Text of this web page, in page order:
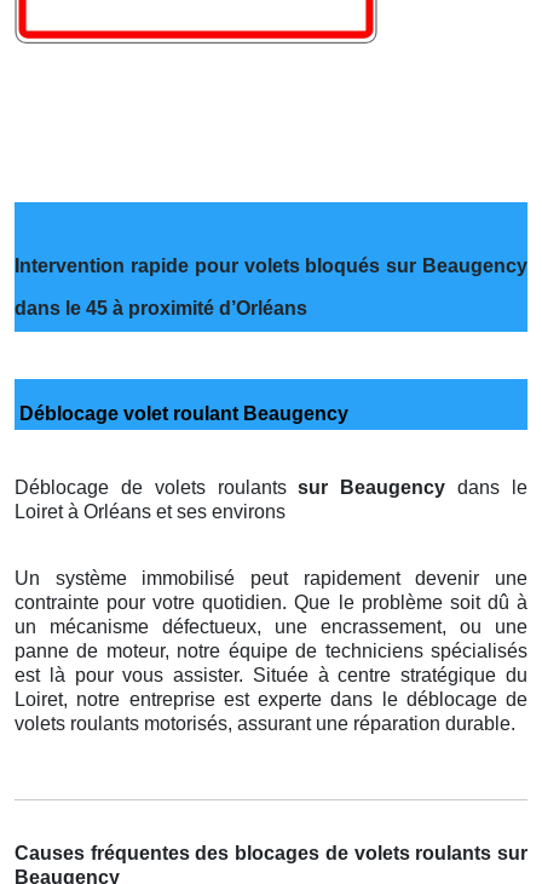
Intervention rapide pour volets bloqués sur Beaugency
dans le 45 à proximité d’Orléans
Déblocage volet roulant Beaugency
Déblocage de volets roulantssur Beaugencydans le
Loiret à Orléans et ses environs
Un système immobilisé peut rapidement devenir une
contrainte pour votre quotidien. Que le problème soit dû à
un mécanisme défectueux, une encrassement, ou une
panne de moteur, notre équipe de techniciens spécialisés
est là pour vous assister. Située à centre stratégique du
Loiret, notre entreprise est experte dans le déblocage de
volets roulants motorisés, assurant une réparation durable.
Causes fréquentes des blocages de volets roulants sur
Beaugency